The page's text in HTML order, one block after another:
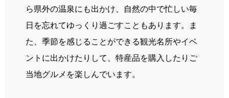
ら県外の温泉にも出かけ、自然の中で忙しい毎
日を忘れてゆっくり過ごすこともあります。ま
た、季節を感じることができる観光名所やイベ
ントに出かけたりして、特産品を購入したりご
当地グルメを楽しんでいます。